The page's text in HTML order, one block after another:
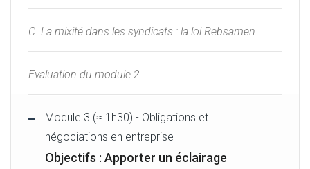
C. La mixité dans les syndicats : la loi Rebsamen
Evaluation du module 2
Module 3 (≈ 1h30) - Obligations et
négociations en entreprise
Objectifs : Apporter un éclairage